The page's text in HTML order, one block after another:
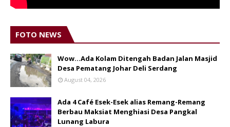
FOTO NEWS
Wow...Ada Kolam Ditengah Badan Jalan Masjid
Desa Pematang Johar Deli Serdang
August 04, 2026
Ada 4 Café Esek-Esek alias Remang-Remang
Berbau Maksiat Menghiasi Desa Pangkal
Lunang Labura